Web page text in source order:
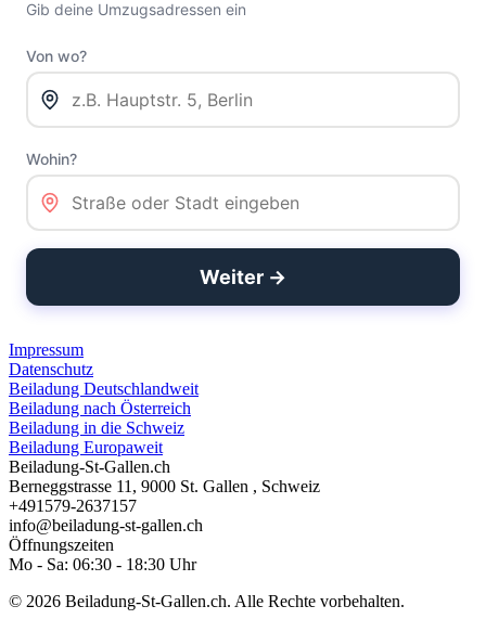
Impressum
Datenschutz
Beiladung Deutschlandweit
Beiladung nach Österreich
Beiladung in die Schweiz
Beiladung Europaweit
Beiladung-St-Gallen.ch
Berneggstrasse 11 , 9000 St. Gallen ⁠ , Schweiz
+491579-2637157
info@beiladung-st-gallen.ch
Öffnungszeiten
Mo - Sa: 06:30 - 18:30 Uhr
© 2026 Beiladung-St-Gallen.ch. Alle Rechte vorbehalten.